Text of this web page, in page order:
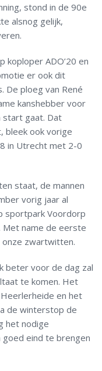
stond in de 90e
alsnog gelijk,
koploper ADO’20 en
er ook dit
De ploeg van René
kanshebber voor
start gaat. Dat
bleek ook vorige
in Utrecht met 2-0
staat, de mannen
vorig jaar al
sportpark Voordorp
name de eerste
zwartwitten.
beter voor de dag zal
te komen. Het
en het
de winterstop de
het nodige
eind te brengen